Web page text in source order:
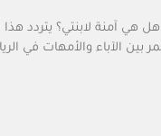
هل هي آمنة لابنتي؟ يتردد
الآباء والأمهات في